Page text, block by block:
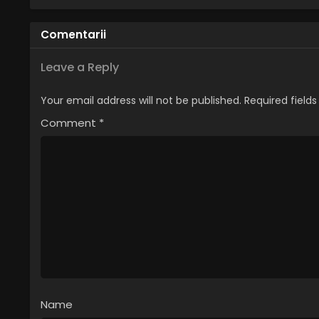
Comentarii
Leave a Reply
Your email address will not be published. Required
Comment *
Name